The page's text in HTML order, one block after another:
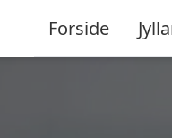
Forside